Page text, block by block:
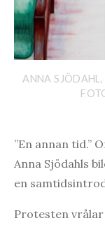
ANNA
”En annan tid.”
Anna Sjödahls
en
Protesten